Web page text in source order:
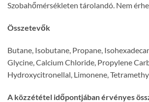
Szobahőmérsékleten tárolandó. Nem
Összetevők
Butane, Isobutane, Propane,
Glycine, Calcium Chloride, Propylene
Hydroxycitronellal, Limonene,
A közzététel időpontjában érvényes